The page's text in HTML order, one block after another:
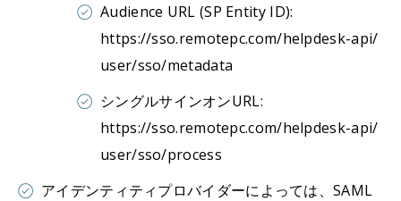
Audience URL (SP Entity ID):
https://sso.remotepc.com/helpdesk-api/
user/sso/metadata
シングルサインオンURL:
https://sso.remotepc.com/helpdesk-api/
user/sso/process
アイデンティティプロバイダーによっては、SAML